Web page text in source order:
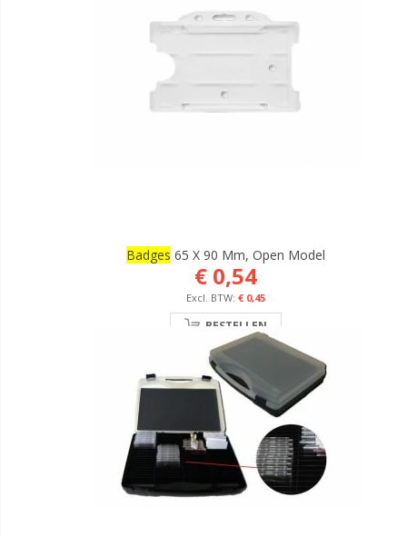
Badges 65 X 90 Mm, Open Model
€ 0,54
€ 0,45
BESTELLEN